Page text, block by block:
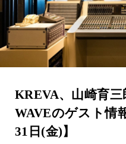
KREVA、山崎育
WAVEのゲスト情
31日(金)】